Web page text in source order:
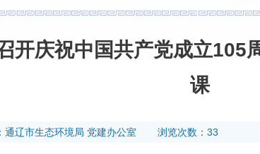
开庆祝中国共产党成立105
课
通辽市生态环境局 党建办公室 浏览次数：33